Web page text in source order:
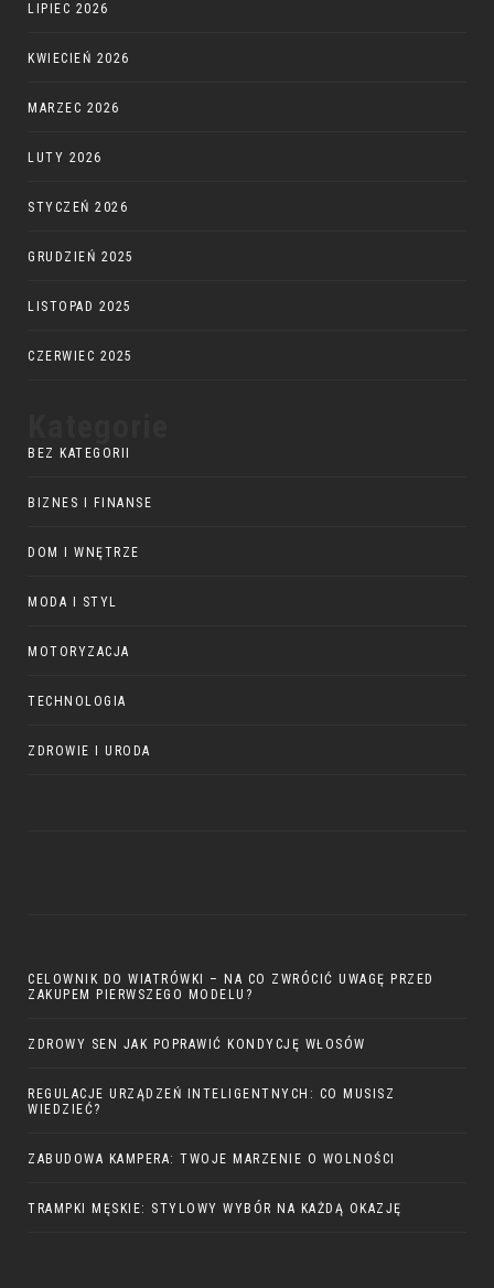
LIPIEC 2026
KWIECIEŃ 2026
MARZEC 2026
LUTY 2026
STYCZEŃ 2026
GRUDZIEŃ 2025
LISTOPAD 2025
CZERWIEC 2025
BEZ KATEGORII
BIZNES I FINANSE
DOM I WNĘTRZE
MODA I STYL
MOTORYZACJA
TECHNOLOGIA
ZDROWIE I URODA
CELOWNIK DO WIATRÓWKI – NA CO ZWRÓCIĆ UWAGĘ PRZED
ZAKUPEM PIERWSZEGO MODELU?
ZDROWY SEN JAK POPRAWIĆ KONDYCJĘ WŁOSÓW
REGULACJE URZĄDZEŃ INTELIGENTNYCH: CO MUSISZ
WIEDZIEĆ?
ZABUDOWA KAMPERA: TWOJE MARZENIE O WOLNOŚCI
TRAMPKI MĘSKIE: STYLOWY WYBÓR NA KAŻDĄ OKAZJĘ